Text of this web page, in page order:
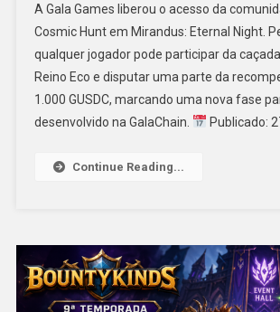
A Gala Games liberou o acesso da
Cosmic Hunt em Mirandus: Eternal Night.
qualquer jogador pode participar da
Reino Eco e disputar uma parte da
1.000 GUSDC, marcando uma nova fase
desenvolvido na GalaChain.
Publicado:
Continue Reading...